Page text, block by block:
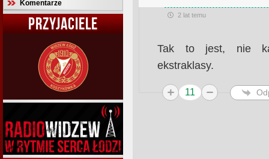
Komentarze
PRZYJACIELE 2 lat temu
Tak to jest, nie
ekstraklasy.
11